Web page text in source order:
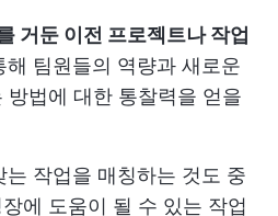
거둔 이전 프로젝트나 작업
해 팀원들의 역량과 새로운
방법에 대한 통찰력을 얻을
는 작업을 매칭하는 것도 중
에 도움이 될 수 있는 작업